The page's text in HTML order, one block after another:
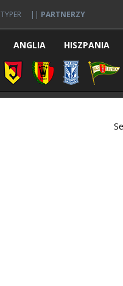
TYPER || PARTNERZY
ANGLIA HISZPANIA